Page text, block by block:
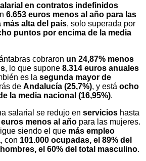
en contratos indefinidos
6.653 euros menos al año para las
más alta del país, solo superada por
puntos por encima de la media
cobraron un 24,87% menos
, lo que supone 8.314 euros anuales
es la segunda mayor de
de Andalucía (25,7%), y está ocho
la media nacional (16,95%).
salarial se redujo en servicios hasta
euros menos al año para las mujeres.
siendo el que más empleo
, con 101.000 ocupadas, el 89% del
el 60% del total masculino.